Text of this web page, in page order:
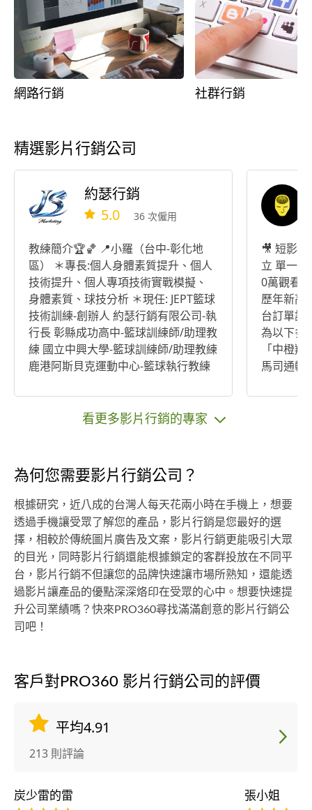
網路行銷 社群行銷
精選影片行銷公司
約瑟行銷
5.0 36 次僱用
教練簡介🏆🏀 📍小羅（台中-彰化地
區） ＊專長:個人身體素質提升、個人
技術提升、個人專項技術實戰模擬、
身體素質、球技分析 ＊現任: JEPT籃球
技術訓練-創辦人 約瑟行銷有限公司-執
行長 彰縣成功高中-籃球訓練師/助理教
練 國立中興大學-籃球訓練師/助理教練
鹿港阿斯貝克運動中心-籃球執行教練
練 上安國小籃球社團-教練 Family spo
rt營隊-教練 中華民國C級籃球-教練證
球隊-隊長 亞洲大學男子公開二級-訓練
師 ISCA國際運動協會籃球-教練證 中華
民國籃球訓練師LV1-訓練師 中華民國
籃球訓練師LV2-助理教練 員林彰南國
民運動中心-籃球執行教練 JM-jump m
ore籃球訓練營-助理教練 NSTNCT X JE
PT青少年籃球訓練營(台中)-助理教練
＊比賽經歷/證照 大專籃球聯賽公開男
子組-明道大學 2022彰化縣FIBA三對三
男子組-第四名 2023紐崔萊三對三社會
男子組-第三名 📍胡崇璽Jason（台
Training 籃球技術訓練師 ＊教學經歷/
課後社團教練 中華民國籃球協會C級籃
球教練 中華民國籃球協會C級籃球裁判
ISCA國際運動教練協會C級籃球教練 K
球專項L1 肌力體能與技術訓練師 ＊比
🎥 短影
立 單一客戶6個月短影音累積超過2,70
0萬觀看次數 單一客戶單月
歷年新高 單一品牌3個月創下 200+ 後
台訂單詢
為以下多
「中橙
馬司通輪
音企業品
看更多影片行銷的專家
為何您需要影片行銷公司？
根據研究，近八成的台灣人每天花兩小時在手機上，想要
透過手機讓受眾了解您的產品，影片行銷是您最好的選
擇，相較於傳統圖片廣告及文案，影片行銷更能吸引大眾
的目光，同時影片行銷還能根據鎖定的客群投放在不同平
台，影片行銷不但讓您的品牌快速讓市場所熟知，還能透
過影片讓產品的優點深深烙印在受眾的心中。想要快速提
升公司業績嗎？快來PRO360尋找滿滿創意的影片行銷公
司吧！
客戶對PRO360 影片行銷公司的評價
平均4.91
213 則評論
炭少雷的雷 張小姐